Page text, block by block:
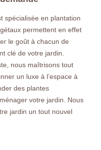
spécialisée en plantation
permettent en effet
le goût à chacun de
clé de votre jardin.
nous maîtrisons tout
un luxe à l’espace à
des plantes
votre jardin. Nous
jardin un tout nouvel